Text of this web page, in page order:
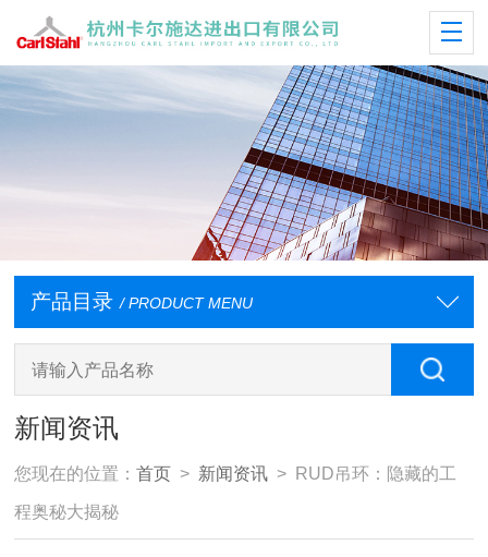
产品目录 / PRODUCT MENU
新闻资讯
您现在的位置：首页 > 新闻资讯 > RUD吊环：隐藏的工
程奥秘大揭秘